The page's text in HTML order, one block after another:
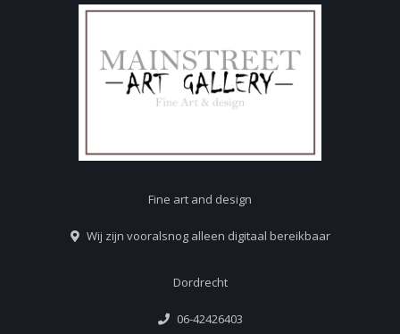
Fine art and design
Wij zijn vooralsnog alleen digitaal bereikbaar
Dordrecht
06-42426403